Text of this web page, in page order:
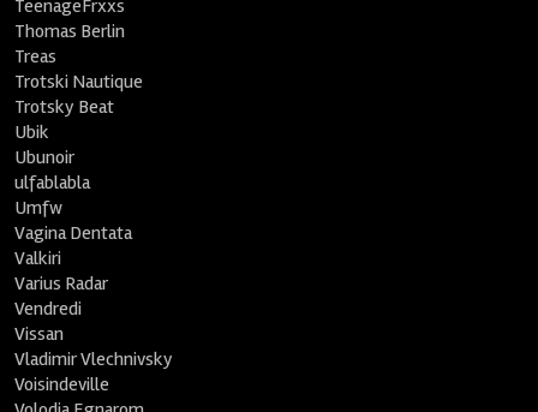
TeenageFrxxs
Thomas Berlin
Treas
Trotski Nautique
Trotsky Beat
Ubik
Ubunoir
ulfablabla
Umfw
Vagina Dentata
Valkiri
Varius Radar
Vendredi
Vissan
Vladimir Vlechnivsky
Voisindeville